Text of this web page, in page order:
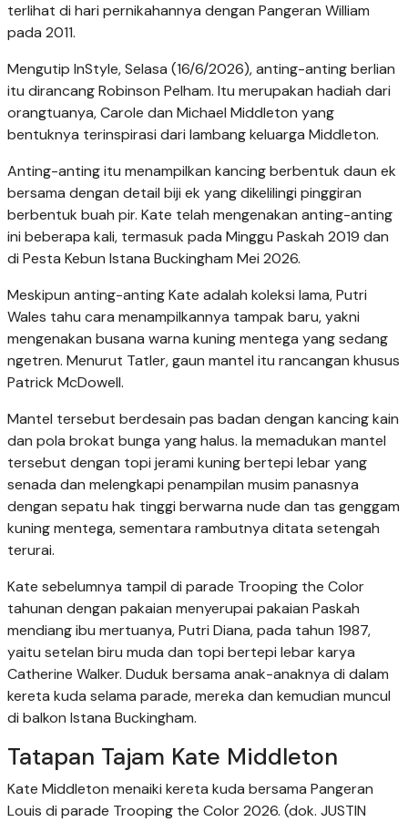
terlihat di hari pernikahannya dengan Pangeran William
pada 2011.
Mengutip InStyle, Selasa (16/6/2026), anting-anting berlian
itu dirancang Robinson Pelham. Itu merupakan hadiah dari
orangtuanya, Carole dan Michael Middleton yang
bentuknya terinspirasi dari lambang keluarga Middleton.
Anting-anting itu menampilkan kancing berbentuk daun ek
bersama dengan detail biji ek yang dikelilingi pinggiran
berbentuk buah pir. Kate telah mengenakan anting-anting
ini beberapa kali, termasuk pada Minggu Paskah 2019 dan
di Pesta Kebun Istana Buckingham Mei 2026.
Meskipun anting-anting Kate adalah koleksi lama, Putri
Wales tahu cara menampilkannya tampak baru, yakni
mengenakan busana warna kuning mentega yang sedang
ngetren. Menurut Tatler, gaun mantel itu rancangan khusus
Patrick McDowell.
Mantel tersebut berdesain pas badan dengan kancing kain
dan pola brokat bunga yang halus. Ia memadukan mantel
tersebut dengan topi jerami kuning bertepi lebar yang
senada dan melengkapi penampilan musim panasnya
dengan sepatu hak tinggi berwarna nude dan tas genggam
kuning mentega, sementara rambutnya ditata setengah
terurai.
Kate sebelumnya tampil di parade Trooping the Color
tahunan dengan pakaian menyerupai pakaian Paskah
mendiang ibu mertuanya, Putri Diana, pada tahun 1987,
yaitu setelan biru muda dan topi bertepi lebar karya
Catherine Walker. Duduk bersama anak-anaknya di dalam
kereta kuda selama parade, mereka dan kemudian muncul
di balkon Istana Buckingham.
Tatapan Tajam Kate Middleton
Kate Middleton menaiki kereta kuda bersama Pangeran
Louis di parade Trooping the Color 2026. (dok. JUSTIN